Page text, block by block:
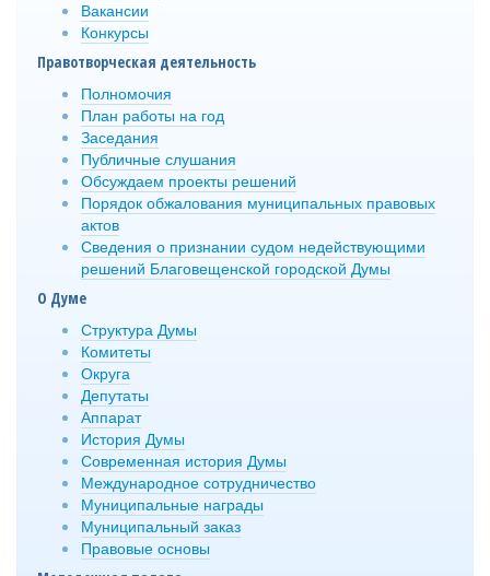
Вакансии
Конкурсы
Правотворческая деятельность
Полномочия
План работы на год
Заседания
Публичные слушания
Обсуждаем проекты решений
Порядок обжалования муниципальных правовых
актов
Сведения о признании судом недействующими
решений Благовещенской городской Думы
О Думе
Структура Думы
Комитеты
Округа
Депутаты
Аппарат
История Думы
Современная история Думы
Международное сотрудничество
Муниципальные награды
Муниципальный заказ
Правовые основы